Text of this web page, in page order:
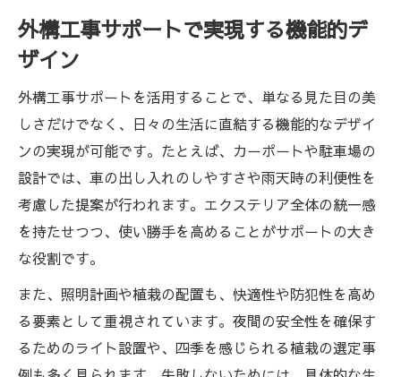
外構工事サポートで実現する機能的デ
ザイン
外構工事サポートを活用することで、単なる見た目の美
しさだけでなく、日々の生活に直結する機能的なデザイ
ンの実現が可能です。たとえば、カーポートや駐車場の
設計では、車の出し入れのしやすさや雨天時の利便性を
考慮した提案が行われます。エクステリア全体の統一感
を持たせつつ、使い勝手を高めることがサポートの大き
な役割です。
また、照明計画や植栽の配置も、快適性や防犯性を高め
る要素として重視されています。夜間の安全性を確保す
るためのライト設置や、四季を感じられる植栽の選定事